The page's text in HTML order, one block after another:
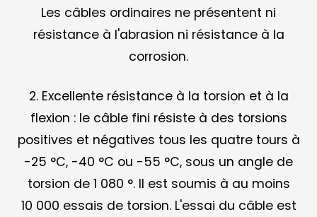
Les câbles ordinaires ne présentent ni
résistance à l'abrasion ni résistance à la
corrosion.
2. Excellente résistance à la torsion et à la
flexion : le câble fini résiste à des torsions
positives et négatives tous les quatre tours à
-25 °C, -40 °C ou -55 °C, sous un angle de
torsion de 1 080 °. Il est soumis à au moins
10 000 essais de torsion. L'essai du câble est